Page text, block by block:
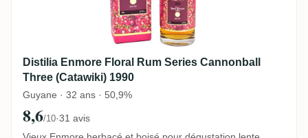
Distilia Enmore Floral Rum Series Cannonball
Three (Catawiki) 1990
Guyane · 32 ans · 50,9%
8,6/10·31 avis